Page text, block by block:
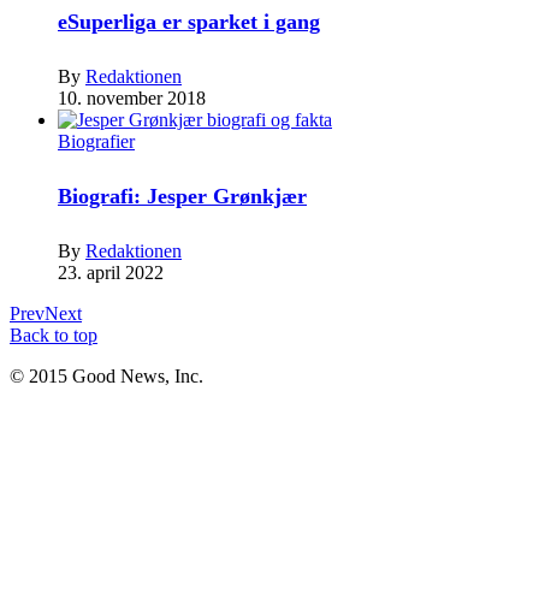
eSuperliga er sparket i gang
By Redaktionen
10. november 2018
Biografier
Biografi: Jesper Grønkjær
By Redaktionen
23. april 2022
PrevNext
Back to top
© 2015 Good News, Inc.